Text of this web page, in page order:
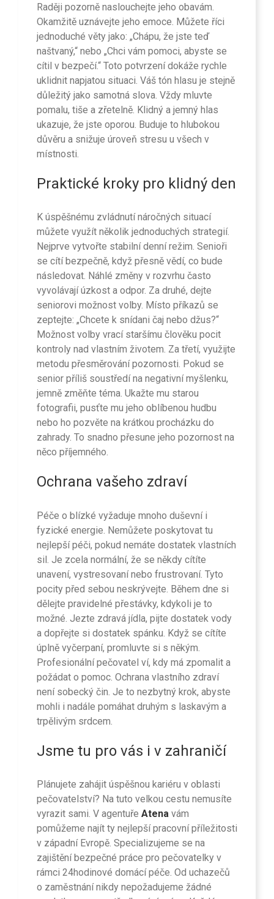
Raději pozorně naslouchejte jeho obavám.
Okamžitě uznávejte jeho emoce. Můžete říci
jednoduché věty jako: „Chápu, že jste teď
naštvaný,“ nebo „Chci vám pomoci, abyste se
cítil v bezpečí.“ Toto potvrzení dokáže rychle
uklidnit napjatou situaci. Váš tón hlasu je stejně
důležitý jako samotná slova. Vždy mluvte
pomalu, tiše a zřetelně. Klidný a jemný hlas
ukazuje, že jste oporou. Buduje to hlubokou
důvěru a snižuje úroveň stresu u všech v
místnosti.
Praktické kroky pro klidný den
K úspěšnému zvládnutí náročných situací
můžete využít několik jednoduchých strategií.
Nejprve vytvořte stabilní denní režim. Senioři
se cítí bezpečně, když přesně vědí, co bude
následovat. Náhlé změny v rozvrhu často
vyvolávají úzkost a odpor. Za druhé, dejte
seniorovi možnost volby. Místo příkazů se
zeptejte: „Chcete k snídani čaj nebo džus?“
Možnost volby vrací staršímu člověku pocit
kontroly nad vlastním životem. Za třetí, využijte
metodu přesměrování pozornosti. Pokud se
senior příliš soustředí na negativní myšlenku,
jemně změňte téma. Ukažte mu starou
fotografii, pusťte mu jeho oblíbenou hudbu
nebo ho pozvěte na krátkou procházku do
zahrady. To snadno přesune jeho pozornost na
něco příjemného.
Ochrana vašeho zdraví
Péče o blízké vyžaduje mnoho duševní i
fyzické energie. Nemůžete poskytovat tu
nejlepší péči, pokud nemáte dostatek vlastních
sil. Je zcela normální, že se někdy cítíte
unavení, vystresovaní nebo frustrovaní. Tyto
pocity před sebou neskrývejte. Během dne si
dělejte pravidelné přestávky, kdykoli je to
možné. Jezte zdravá jídla, pijte dostatek vody
a dopřejte si dostatek spánku. Když se cítíte
úplně vyčerpaní, promluvte si s někým.
Profesionální pečovatel ví, kdy má zpomalit a
požádat o pomoc. Ochrana vlastního zdraví
není sobecký čin. Je to nezbytný krok, abyste
mohli i nadále pomáhat druhým s laskavým a
trpělivým srdcem.
Jsme tu pro vás i v zahraničí
Plánujete zahájit úspěšnou kariéru v oblasti
pečovatelství? Na tuto velkou cestu nemusíte
vyrazit sami. V agentuře Atena vám
pomůžeme najít ty nejlepší pracovní příležitosti
v západní Evropě. Specializujeme se na
zajištění bezpečné práce pro pečovatelky v
rámci 24hodinové domácí péče. Od uchazečů
o zaměstnání nikdy nepožadujeme žádné